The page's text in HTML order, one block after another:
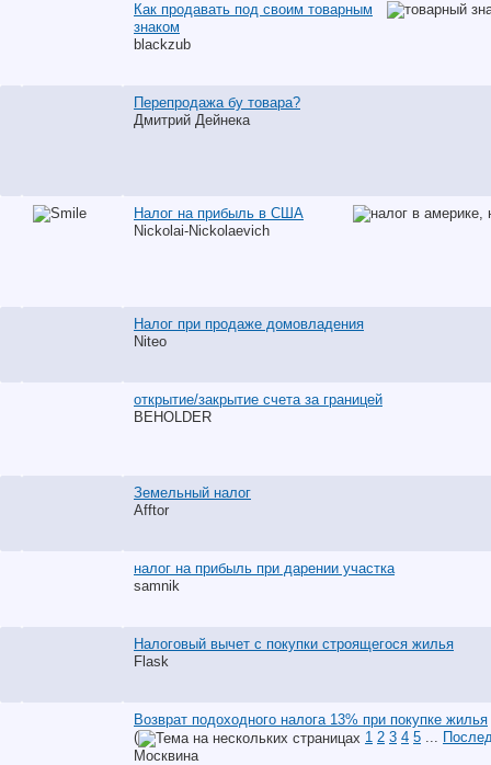
Как продавать под своим товарным
знаком
blackzub
Перепродажа бу товара?
Дмитрий Дейнека
Налог на прибыль в США
Nickolai-Nickolaevich
Налог при продаже домовладения
Niteo
открытие/закрытие счета за границей
BEHOLDER
Земельный налог
Afftor
налог на прибыль при дарении участка
samnik
Налоговый вычет с покупки строящегося жилья
Flask
Возврат подоходного налога 13% при покупке жилья
(
1 2 3 4 5 ...
Москвина